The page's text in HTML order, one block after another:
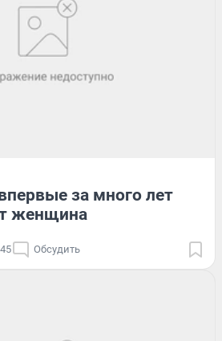
за много лет
женщина
Обсудить